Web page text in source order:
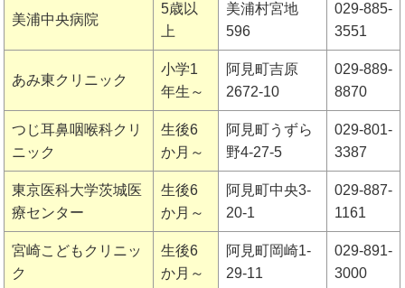
美浦中央病院
5歳以
上
美浦村宮地
596
029-885-
3551
あみ東クリニック
小学1
年生～
阿見町吉原
2672-10
029-889-
8870
つじ耳鼻咽喉科クリ
ニック
生後6
か月～
阿見町うずら
野4-27-5
029-801-
3387
東京医科大学茨城医
療センター
生後6
か月～
阿見町中央3-
20-1
029-887-
1161
宮崎こどもクリニッ
ク
生後6
か月～
阿見町岡崎1-
29-11
029-891-
3000